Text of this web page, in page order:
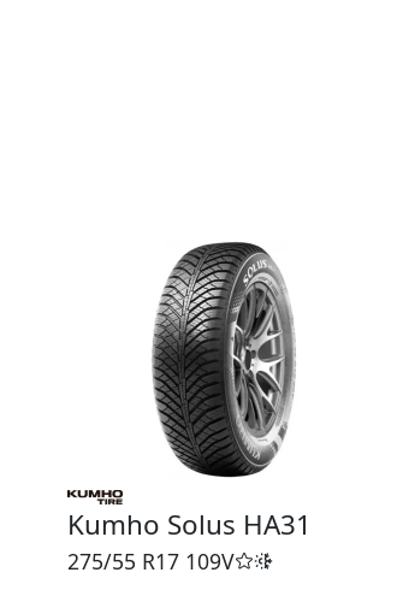
Kumho Solus HA31
275/55 R17 109V